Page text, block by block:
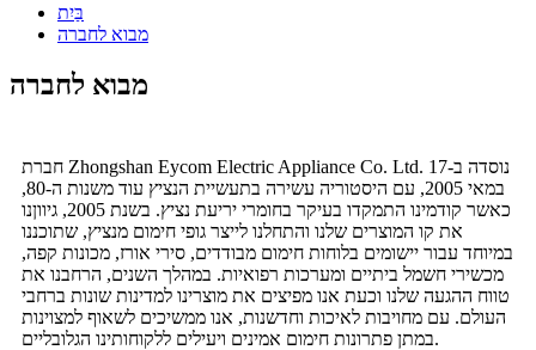
בַּיִת
מבוא לחברה
מבוא לחברה
חברת Zhongshan Eycom Electric Appliance Co. Ltd. נוסדה ב-17
במאי 2005, עם היסטוריה עשירה בתעשיית הנציץ עוד משנות ה-80,
כאשר קודמינו התמקדו בעיקר בחומרי יריעת נציץ. בשנת 2005, גיווןנו
את קו המוצרים שלנו והתחלנו לייצר גופי חימום מנציץ, שתוכננו
במיוחד עבור יישומים בלוחות חימום מבודדים, סירי אורז, מכונות קפה,
מכשירי חשמל ביתיים ומערכות רפואיות. במהלך השנים, הרחבנו את
טווח ההגעה שלנו וכעת אנו מפיצים את מוצרינו למדינות שונות ברחבי
העולם. עם מחויבות לאיכות וחדשנות, אנו ממשיכים לשאוף למצוינות
במתן פתרונות חימום אמינים ויעילים ללקוחותינו הגלובליים.